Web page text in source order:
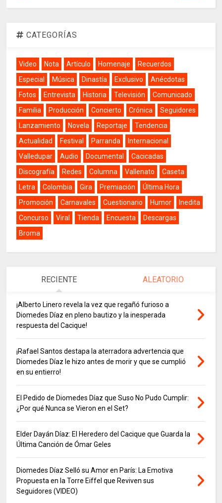
CATEGORÍAS
Video Nota Artículo Homenaje
Recuerdos
Especial
Música Dinastía Exclusivo
Anécdotas
Fotos
Entrevista Historia Televisión
Comunicado
Familia
Producción Concierto Crónica
Seguidores
Lanzamiento
Novela Reportaje
Tendencia
Actualidad
Festival Parranda
Internacional
Valledupar
Audio Documental
Cacicadas
Discografía
Redes Columna Vallenato
Caseta
Letra
Colombia Gira Premiación
Última Hora
Promoción
Carnavales Cuestionario Humor
Inedita
Concurso
Viral Tienda Encuesta
Descargas
Broma
RECIENTE ALEATORIO
¡Alberto Linero revela la vez que regañó furioso a
Diomedes Díaz en pleno bautizo y la inesperada
respuesta del Cacique!
¡Rafael Santos destapa la aterradora advertencia que
Diomedes Díaz le hizo antes de morir y que se cumplió
en su entierro!
El Pedido de Diomedes Díaz que Suso No Pudo Cumplir:
¿Por qué Nunca se Vieron en el Set?
Elder Dayán Díaz: El Heredero del Cacique que Guarda la
Última Canción de Ómar Geles
Diomedes Díaz Selló su Amor en París: La Emotiva
Propuesta en la Torre Eiffel que Reviven sus
Seguidores (VIDEO)